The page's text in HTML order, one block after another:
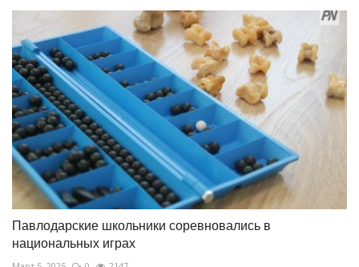
Павлодарские школьники соревновались в
национальных играх